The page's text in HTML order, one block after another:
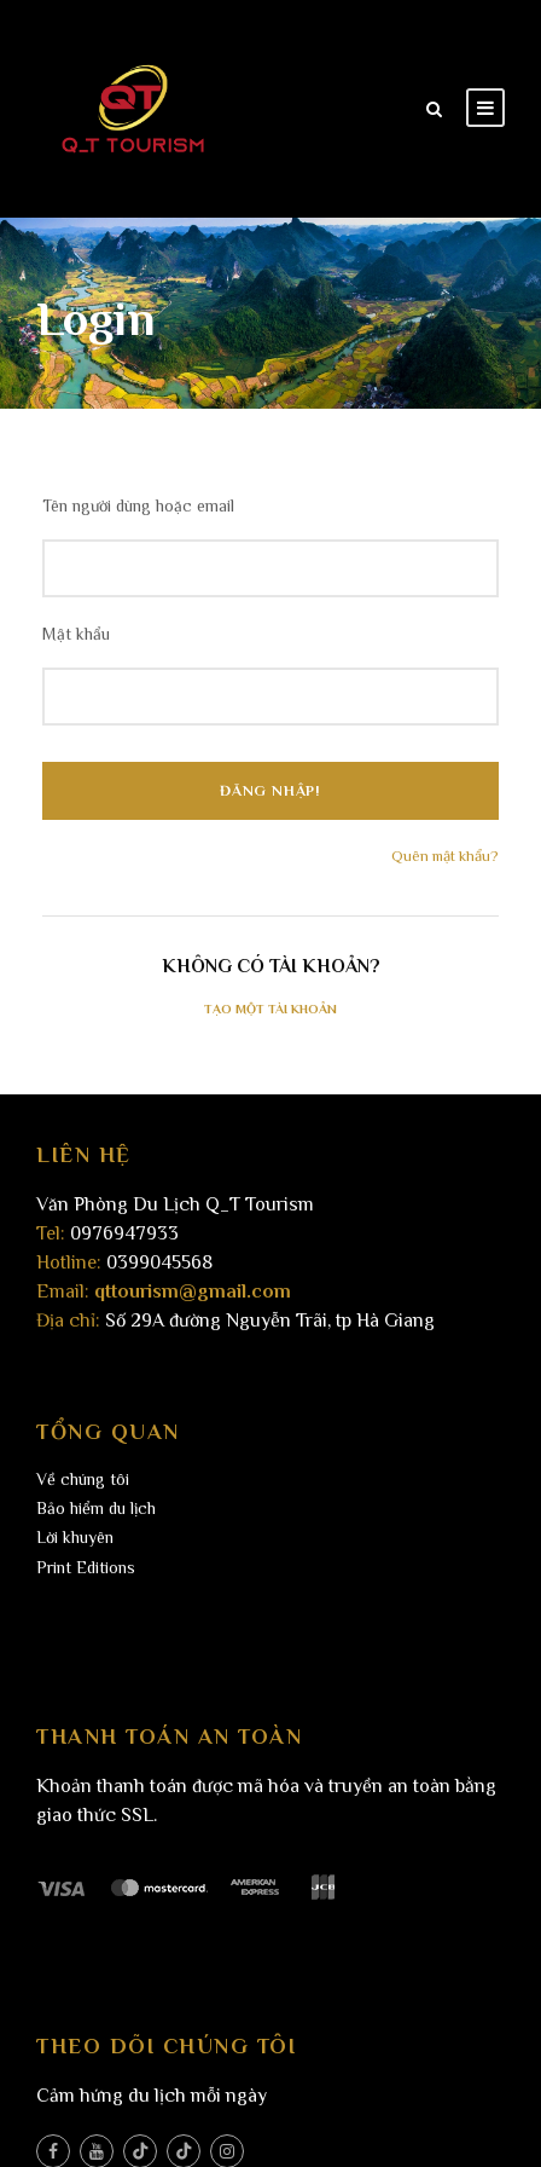
Login
Tên người dùng hoặc email
Mật khẩu
Quên mật khẩu?
KHÔNG CÓ TÀI KHOẢN?
TẠO MỘT TÀI KHOẢN
LIÊN HỆ
Văn Phòng Du Lịch Q_T Tourism
Tel: 0976947933
Hotline: 0399045568
Email: qttourism@gmail.com
Địa chỉ: Số 29A đường Nguyễn Trãi, tp Hà Giang
TỔNG QUAN
Về chúng tôi
Bảo hiểm du lịch
Lời khuyên
Print Editions
THANH TOÁN AN TOÀN
Khoản thanh toán được mã hóa và truyền an toàn bằng
giao thức SSL.
THEO DÕI CHÚNG TÔI
Cảm hứng du lịch mỗi ngày